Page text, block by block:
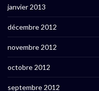
janvier 2013
décembre 2012
novembre 2012
octobre 2012
septembre 2012